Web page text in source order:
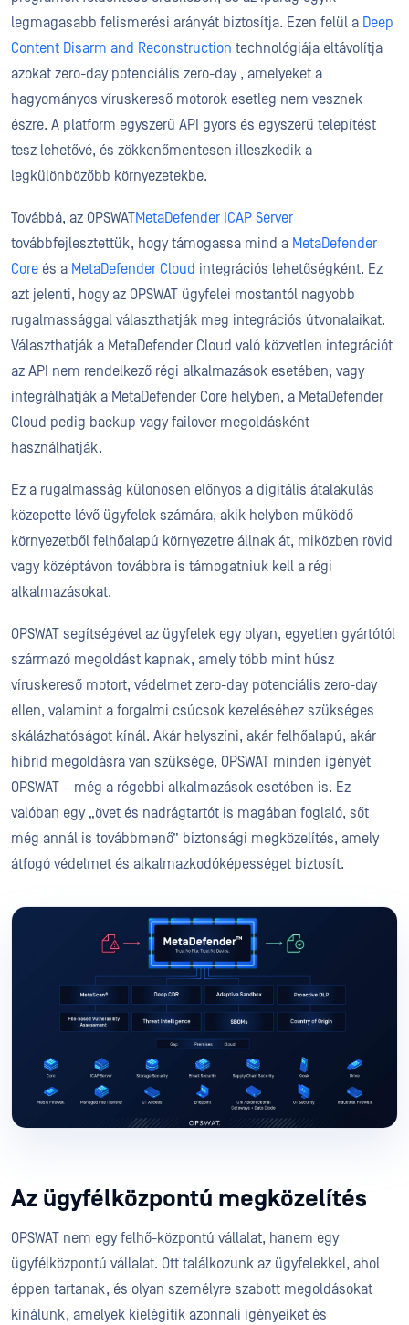
legmagasabb felismerési arányát biztosítja. Ezen felül a Deep
Content Disarm and Reconstruction technológiája eltávolítja
azokat zero-day potenciális zero-day , amelyeket a
hagyományos víruskereső motorok esetleg nem vesznek
észre. A platform egyszerű API gyors és egyszerű telepítést
tesz lehetővé, és zökkenőmentesen illeszkedik a
legkülönbözőbb környezetekbe.
Továbbá, az OPSWATMetaDefender ICAP Server
továbbfejlesztettük, hogy támogassa mind a MetaDefender
Core és a MetaDefender Cloud integrációs lehetőségként. Ez
azt jelenti, hogy az OPSWAT ügyfelei mostantól nagyobb
rugalmassággal választhatják meg integrációs útvonalaikat.
Választhatják a MetaDefender Cloud való közvetlen integrációt
az API nem rendelkező régi alkalmazások esetében, vagy
integrálhatják a MetaDefender Core helyben, a MetaDefender
Cloud pedig backup vagy failover megoldásként
használhatják.
Ez a rugalmasság különösen előnyös a digitális átalakulás
közepette lévő ügyfelek számára, akik helyben működő
környezetből felhőalapú környezetre állnak át, miközben rövid
vagy középtávon továbbra is támogatniuk kell a régi
alkalmazásokat.
OPSWAT segítségével az ügyfelek egy olyan, egyetlen gyártótól
származó megoldást kapnak, amely több mint húsz
víruskereső motort, védelmet zero-day potenciális zero-day
ellen, valamint a forgalmi csúcsok kezeléséhez szükséges
skálázhatóságot kínál. Akár helyszíni, akár felhőalapú, akár
hibrid megoldásra van szüksége, OPSWAT minden igényét
OPSWAT – még a régebbi alkalmazások esetében is. Ez
valóban egy „övet és nadrágtartót is magában foglaló, sőt
még annál is továbbmenő” biztonsági megközelítés, amely
átfogó védelmet és alkalmazkodóképességet biztosít.
Az ügyfélközpontú megközelítés
OPSWAT nem egy felhő-központú vállalat, hanem egy
ügyfélközpontú vállalat. Ott találkozunk az ügyfelekkel, ahol
éppen tartanak, és olyan személyre szabott megoldásokat
kínálunk, amelyek kielégítik azonnali igényeiket és